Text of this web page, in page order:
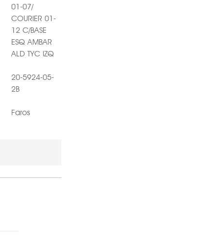
01-07/
COURIER 01-
12 C/BASE
ESQ AMBAR
ALD TYC IZQ
20-5924-05-
2B
Faros